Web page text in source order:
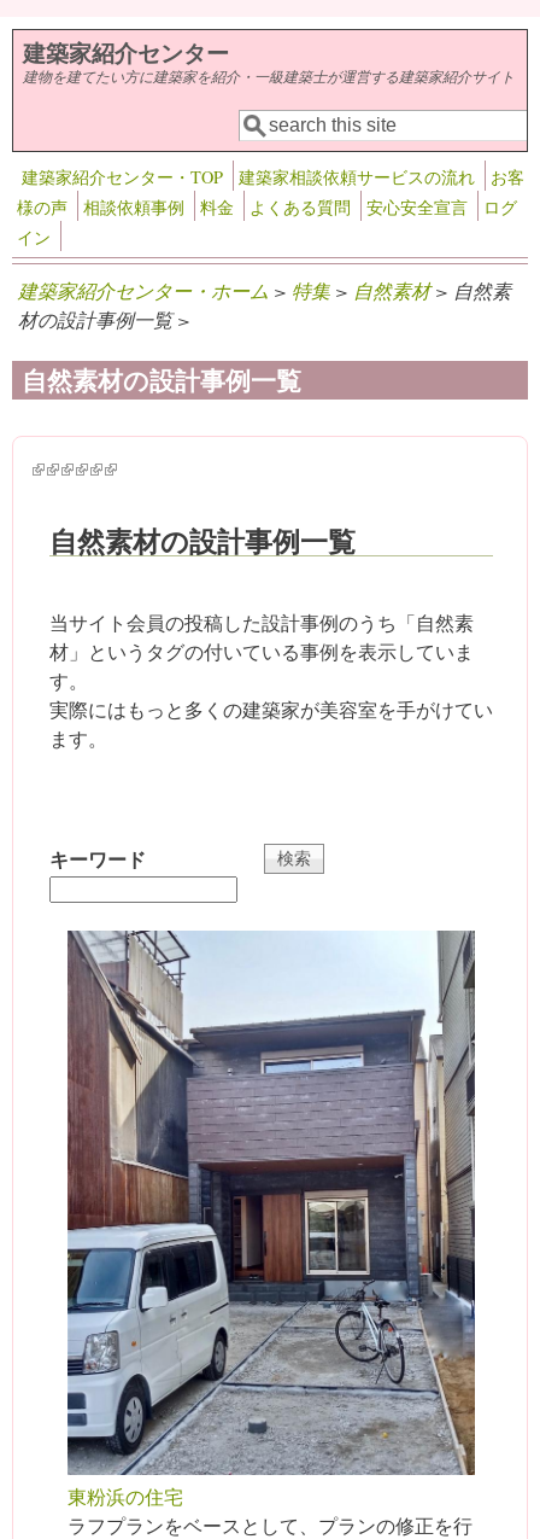
メインコンテンツに移動
建築家紹介センター
建物を建てたい方に建築家を紹介・一級建築士が運営する建築家紹介サイト
検索フォーム
検索
建築家紹介センター・TOP 建築家相談依頼サービスの流れ
お客
様の声
相談依頼事例 料金 よくある質問 安心安全宣言
ログ
イン
建築家紹介センター・ホーム > 特集 > 自然素材> 自然素
材の設計事例一覧 >
自然素材の設計事例一覧
(link is external)
(link is external)
(link is external)
(link is external)
(link is external)
(link is external)
自然素材の設計事例一覧
当サイト会員の投稿した設計事例のうち「自然素
材」というタグの付いている事例を表示していま
す。
実際にはもっと多くの建築家が美容室を手がけてい
ます。
キーワード
東粉浜の住宅
ラフプランをベースとして、プランの修正を行